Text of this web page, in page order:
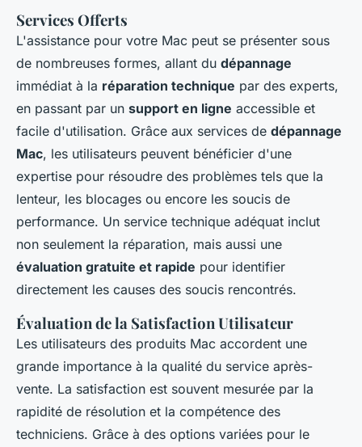
Services Offerts
L'assistance pour votre Mac peut se présenter sous
de nombreuses formes, allant du dépannage
immédiat à la réparation technique par des experts,
en passant par un support en ligne accessible et
facile d'utilisation. Grâce aux services de dépannage
Mac, les utilisateurs peuvent bénéficier d'une
expertise pour résoudre des problèmes tels que la
lenteur, les blocages ou encore les soucis de
performance. Un service technique adéquat inclut
non seulement la réparation, mais aussi une
évaluation gratuite et rapide pour identifier
directement les causes des soucis rencontrés.
Évaluation de la Satisfaction Utilisateur
Les utilisateurs des produits Mac accordent une
grande importance à la qualité du service après-
vente. La satisfaction est souvent mesurée par la
rapidité de résolution et la compétence des
techniciens. Grâce à des options variées pour le